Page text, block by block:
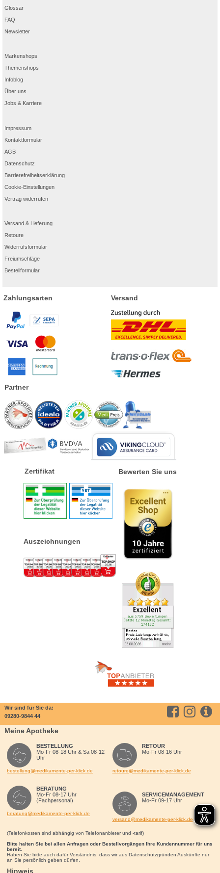
Glossar
FAQ
Newsletter
Markenshops
Themenshops
Infoblog
Über uns
Jobs & Karriere
Impressum
Kontaktformular
AGB
Datenschutz
Barrierefreiheitserklärung
Cookie-Einstellungen
Vertrag widerrufen
Versand & Lieferung
Retoure
Widerrufsformular
Freiumschläge
Bestellformular
Zahlungsarten Versand
Partner
Zertifikat
Auszeichnungen
Bewerten Sie uns
Wir sind für Sie da:
09280-9844 44
Meine Apotheke
BESTELLUNG
Mo-Fr 08-18 Uhr & Sa 08-12
Uhr
bestellung@medikamente-per-klick.de
BERATUNG
Mo-Fr 08-17 Uhr
(Fachpersonal)
beratung@medikamente-per-klick.de
RETOUR
Mo-Fr 08-16 Uhr
retoure@medikamente-per-klick.de
SERVICEMANAGEMENT
Mo-Fr 09-17 Uhr
versand@medikamente-per-klick.de
(Telefonkosten sind abhängig von Telefonanbieter und -tarif)
Bitte halten Sie bei allen Anfragen oder Bestellvorgängen Ihre Kundennummer für uns
bereit.
Haben Sie bitte auch dafür Verständnis, dass wir aus Datenschutzgründen Auskünfte nur
an Sie persönlich geben dürfen.
Hinweis